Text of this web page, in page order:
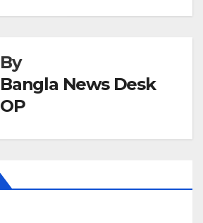
By
Bangla News Desk
OP